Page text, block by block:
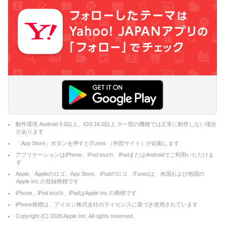
動作環境 Android 9.0以上、iOS 16.0以上 ※一部の機種では正常に動作しない場合
があります
「App Store」ボタンを押すとiTunes （外部サイト）が起動します
アプリケーションはiPhone、iPod touch、iPadまたはAndroidでご利用いただけま
す
Apple、Appleのロゴ、App Store、iPodのロゴ、iTunesは、米国および他国の
Apple Inc.の登録商標です
iPhone、iPod touch、iPadはApple Inc.の商標です
iPhone商標は、アイホン株式会社のライセンスに基づき使用されています
Copyright (C) 2026Apple Inc. All rights reserved.